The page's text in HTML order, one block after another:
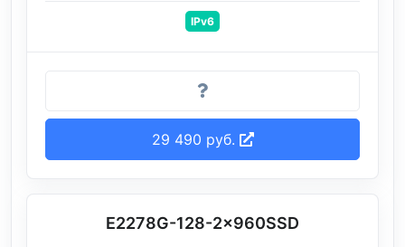
IPv6
29 490 руб.
E2278G-128-2x960SSD